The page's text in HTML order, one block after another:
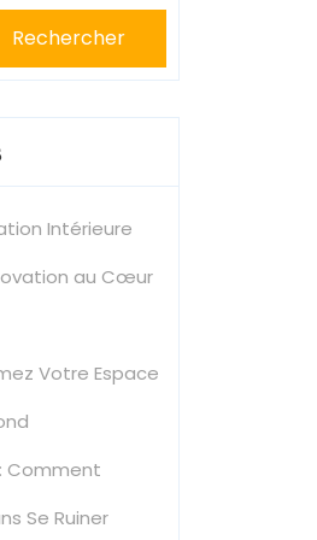
Rechercher
Intérieure
au Cœur
Votre Espace
Comment
Se Ruiner